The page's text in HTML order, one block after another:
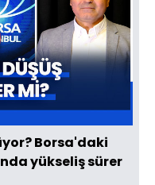
Borsa'daki
yükseliş sürer